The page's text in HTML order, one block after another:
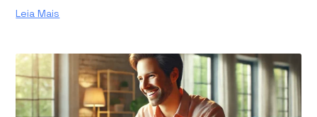
Leia Mais